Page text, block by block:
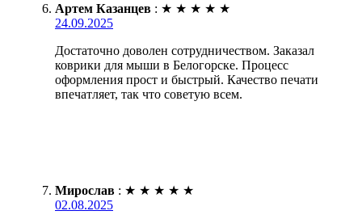
Артем Казанцев : ★ ★ ★ ★ ★
24.09.2025
Достаточно доволен сотрудничеством. Заказал
коврики для мыши в Белогорске. Процесс
оформления прост и быстрый. Качество печати
впечатляет, так что советую всем.
Мирослав : ★ ★ ★ ★ ★
02.08.2025